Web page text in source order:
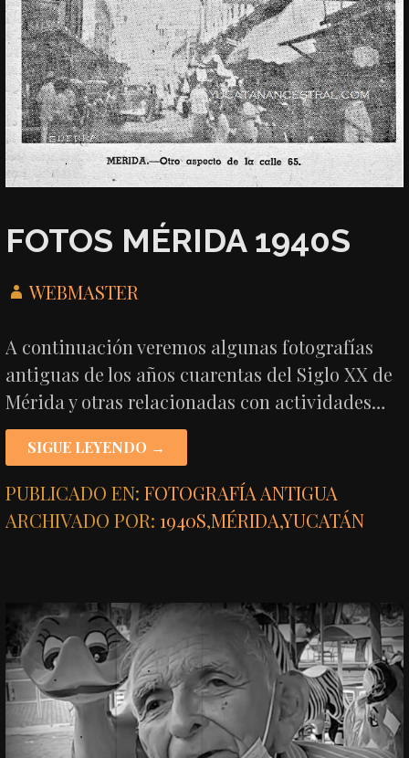
FOTOS MÉRIDA 1940S
WEBMASTER
A continuación veremos algunas fotografías
antiguas de los años cuarentas del Siglo XX de
Mérida y otras relacionadas con actividades…
SIGUE LEYENDO →
PUBLICADO EN:FOTOGRAFÍA ANTIGUA
ARCHIVADO POR:1940S,MÉRIDA,YUCATÁN